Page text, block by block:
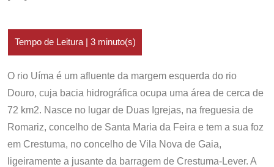
O rio Uíma é um afluente da margem esquerda do rio
Douro, cuja bacia hidrográfica ocupa uma área de cerca de
72 km2. Nasce no lugar de Duas Igrejas, na freguesia de
Romariz, concelho de Santa Maria da Feira e tem a sua foz
em Crestuma, no concelho de Vila Nova de Gaia,
ligeiramente a jusante da barragem de Crestuma-Lever. A